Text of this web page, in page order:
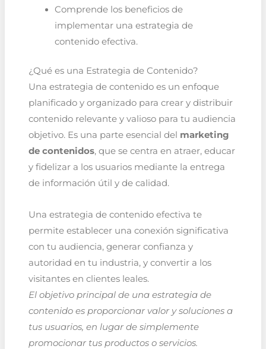
Comprende los beneficios de
implementar una estrategia de
contenido efectiva.
¿Qué es una Estrategia de Contenido?
Una estrategia de contenido es un enfoque
planificado y organizado para crear y distribuir
contenido relevante y valioso para tu audiencia
objetivo. Es una parte esencial del marketing
de contenidos, que se centra en atraer, educar
y fidelizar a los usuarios mediante la entrega
de información útil y de calidad.
Una estrategia de contenido efectiva te
permite establecer una conexión significativa
con tu audiencia, generar confianza y
autoridad en tu industria, y convertir a los
visitantes en clientes leales.
El objetivo principal de una estrategia de
contenido es proporcionar valor y soluciones a
tus usuarios, en lugar de simplemente
promocionar tus productos o servicios.